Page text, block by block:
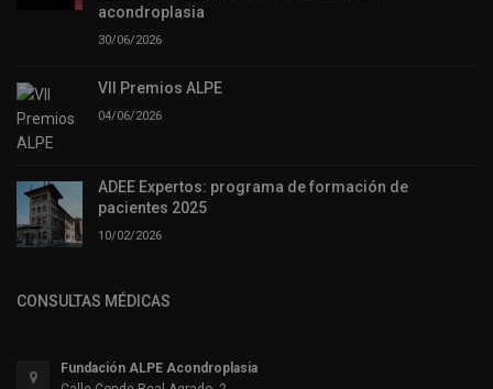
acondroplasia
30/06/2026
VII Premios ALPE
04/06/2026
ADEE Expertos: programa de formación de
pacientes 2025
10/02/2026
CONSULTAS MÉDICAS
Fundación ALPE Acondroplasia